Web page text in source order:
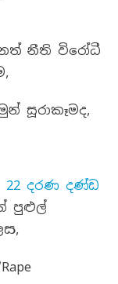
නීති විරෝධී
සූරාකෑමද,
22 දරණ දණ්ඩ
පුළුල්